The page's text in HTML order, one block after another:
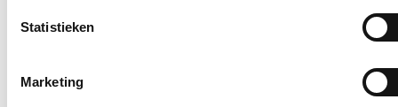
Statistieken
Marketing
Klikhierom de privacyvoorwaarden te raadplegen
Nieuws